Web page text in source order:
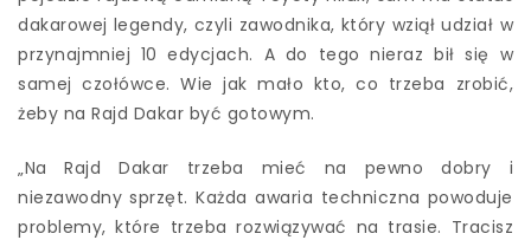
dakarowej legendy, czyli zawodnika, który wziął udział w
przynajmniej 10 edycjach. A do tego nieraz bił się w
samej czołówce. Wie jak mało kto, co trzeba zrobić,
żeby na Rajd Dakar być gotowym.
„Na Rajd Dakar trzeba mieć na pewno dobry i
niezawodny sprzęt. Każda awaria techniczna powoduje
problemy, które trzeba rozwiązywać na trasie. Tracisz